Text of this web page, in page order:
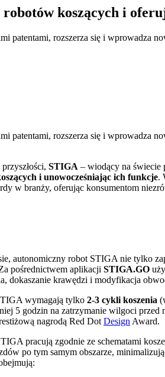
koszących i
rozszerza się i wprowadza
rozszerza się i wprowadza
STIGA – wiodący na świecie
i unowocześniając ich funkcje.
w branży, oferując konsumentom
autonomiczny robot STIGA nie tylko
pośrednictwem aplikacji STIGA.GO
dokaszanie krawędzi i modyfikacja
wymagają tylko 2-3 cykli koszenia
5 godzin na zatrzymanie wilgoci przed
nagrodą Red Dot Design Award.
pracują zgodnie ze schematami
po tym samym obszarze,